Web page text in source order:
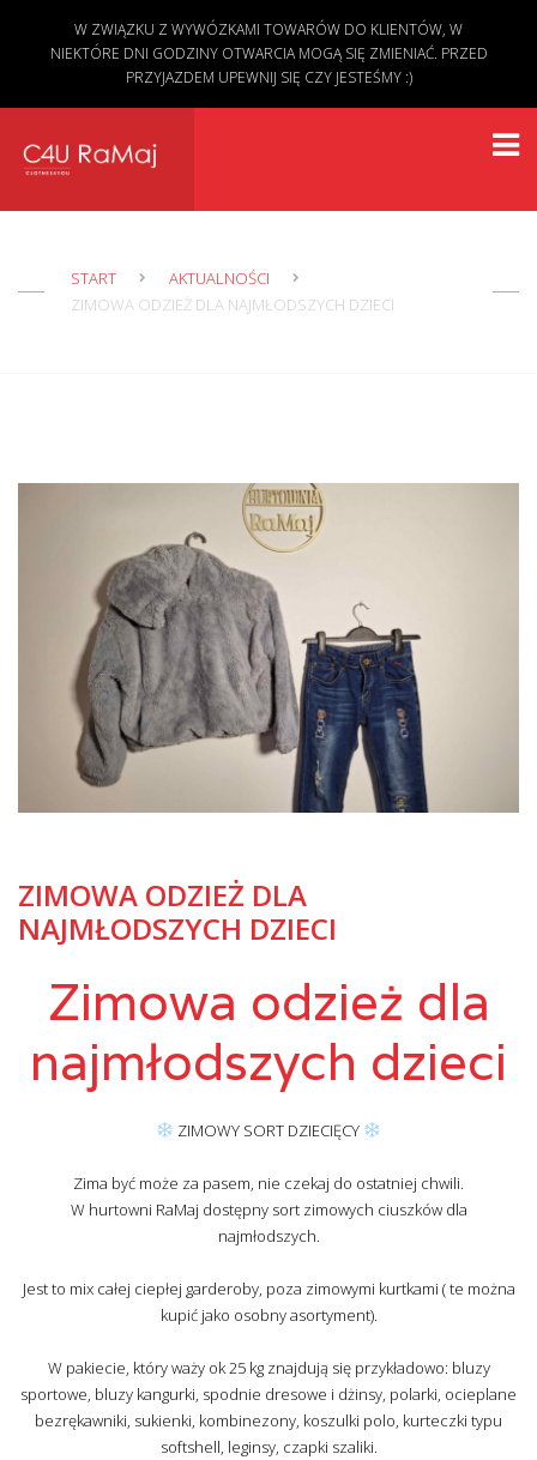
START
AKTUALNOŚCI
ZIMOWA ODZIEŻ DLA NAJMŁODSZYCH DZIECI
ZIMOWA ODZIEŻ DLA
NAJMŁODSZYCH DZIECI
Zimowa odzież dla
najmłodszych dzieci
ZIMOWY SORT DZIECIĘCY
Zima być może za pasem, nie czekaj do ostatniej chwili.
W hurtowni RaMaj dostępny sort zimowych ciuszków dla
najmłodszych.
Jest to mix całej ciepłej garderoby, poza zimowymi kurtkami ( te można
kupić jako osobny asortyment).
W pakiecie, który waży ok 25 kg znajdują się przykładowo: bluzy
sportowe, bluzy kangurki, spodnie dresowe i dżinsy, polarki, ocieplane
bezrękawniki, sukienki, kombinezony, koszulki polo, kurteczki typu
softshell, leginsy, czapki szaliki.
W ZWIĄZKU Z WYWÓZKAMI TOWARÓW DO KLIENTÓW, W
NIEKTÓRE DNI GODZINY OTWARCIA MOGĄ SIĘ ZMIENIAĆ. PRZED
PRZYJAZDEM UPEWNIJ SIĘ CZY JESTEŚMY :)